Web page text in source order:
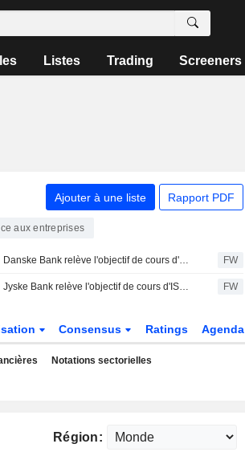
Listes Trading Screeners
Ajouter à une liste Rapport PDF
aux entreprises
Danske Bank relève l'objectif de cours d'ISS à 315 couronnes danoises (290), maintient sa recommandation à "conserver" - BN FW
Jyske Bank relève l'objectif de cours d'ISS à 315 couronnes danoises (280), réitère son conseil à l'achat - BN FW
Consensus Ratings Agenda
Notations sectorielles
Région: